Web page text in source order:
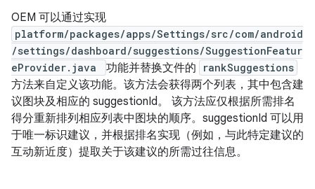
OEM 可以通过实现
platform/packages/apps/Settings/src/com/android
/settings/dashboard/suggestions/SuggestionFeatur
eProvider.java
功能并替换文件的 rankSuggestions
方法来自定义该功能。该方法会获得两个列表，其中包含建
议图块及相应的 suggestionId。 该方法应仅根据所需排名
得分重新排列相应列表中图块的顺序。suggestionId 可以用
于唯一标识建议，并根据排名实现（例如，与此特定建议的
互动新近度）提取关于该建议的所需过往信息。